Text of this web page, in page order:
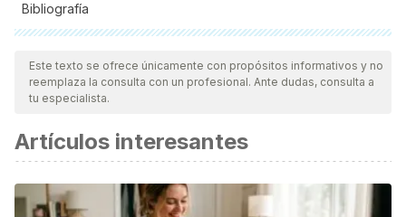
Bibliografía
Todas las fuentes citadas fueron revisadas a profundidad por
nuestro equipo, para asegurar su calidad, confiabilidad,
vigencia y validez.La bibliografía de este artículo fue
científica.
Pecheny, Mario, et al. "Ligadura y vasectomía: obstáculos
para su accesibilidad." AL Kornblit, AC Camarotti y G. Wald
Este texto se ofrece únicamente con propósitos informativos y no
reemplaza la consulta con un profesional. Ante dudas, consulta a
tu especialista.
Artículos interesantes